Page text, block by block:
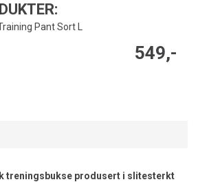
Pant Sort L
549,-
treningsbukse produsert i slitesterkt